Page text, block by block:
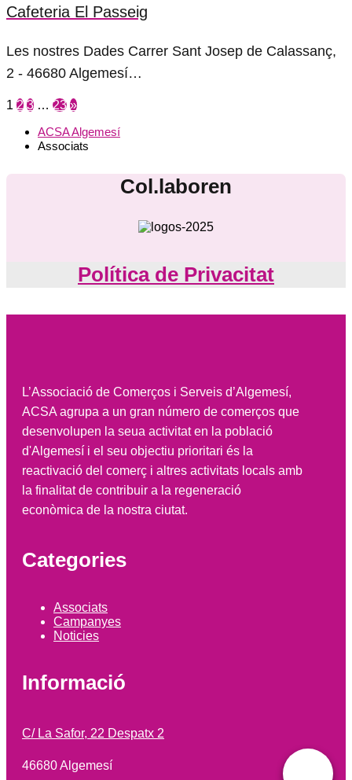
Cafeteria El Passeig
Les nostres Dades Carrer Sant Josep de Calassanç,
2 - 46680 Algemesí…
1 2 3 … 23 »
ACSA Algemesí
Associats
Col.laboren
Política de Privacitat
L’Associació de Comerços i Serveis d’Algemesí,
ACSA agrupa a un gran número de comerços que
desenvolupen la seua activitat en la població
d'Algemesí i el seu objectiu prioritari és la
reactivació del comerç i altres activitats locals amb
la finalitat de contribuir a la regeneració
econòmica de la nostra ciutat.
Categories
Associats
Campanyes
Noticies
Informació
C/ La Safor, 22 Despatx 2
46680 Algemesí